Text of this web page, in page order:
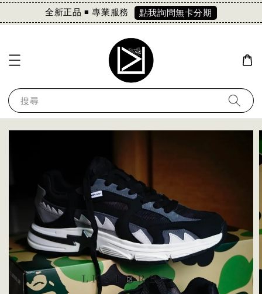
全新正品 ◾️ 專業服務 點我詢問無卡分期
搜尋